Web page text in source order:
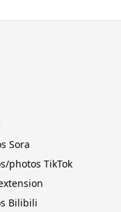
Sora
photos TikTok
Bilibili